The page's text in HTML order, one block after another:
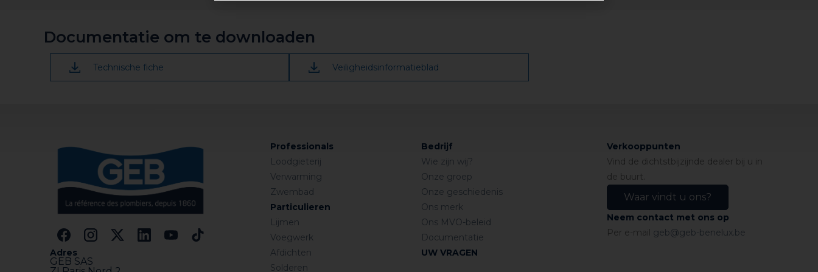
Documentatie om te downloaden
Technische fiche Veiligheidsinformatieblad
Adres
GEB SAS
Professionals
Loodgieterij
Verwarming
Zwembad
Particulieren
Lijmen
Voegwerk
Afdichten
Solderen
Bedrijf
Wie zijn wij?
Onze groep
Onze geschiedenis
Ons merk
Ons MVO-beleid
Documentatie
UW VRAGEN
Verkooppunten
Vind de dichtstbijzijnde dealer bij u in
de buurt.
Waar vindt u ons?
Neem contact met ons op
Per e-mail geb@geb-benelux.be